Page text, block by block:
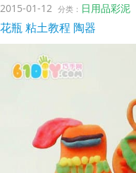
2015-01-12 分类： 日用品彩泥
花瓶粘土教程 陶器